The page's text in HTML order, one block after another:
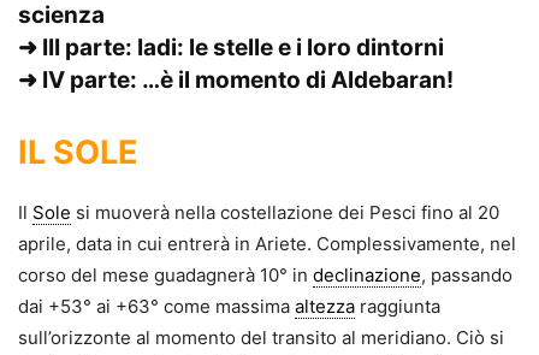
scienza
➜ III parte: Iadi: le stelle e i loro dintorni
➜ IV parte: …è il momento di Aldebaran!
IL SOLE
Il Sole si muoverà nella costellazione dei Pesci fino al 20
aprile, data in cui entrerà in Ariete. Complessivamente, nel
corso del mese guadagnerà 10° in declinazione, passando
dai +53° ai +63° come massima altezza raggiunta
sull’orizzonte al momento del transito al meridiano. Ciò si